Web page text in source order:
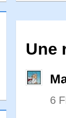
Une
6